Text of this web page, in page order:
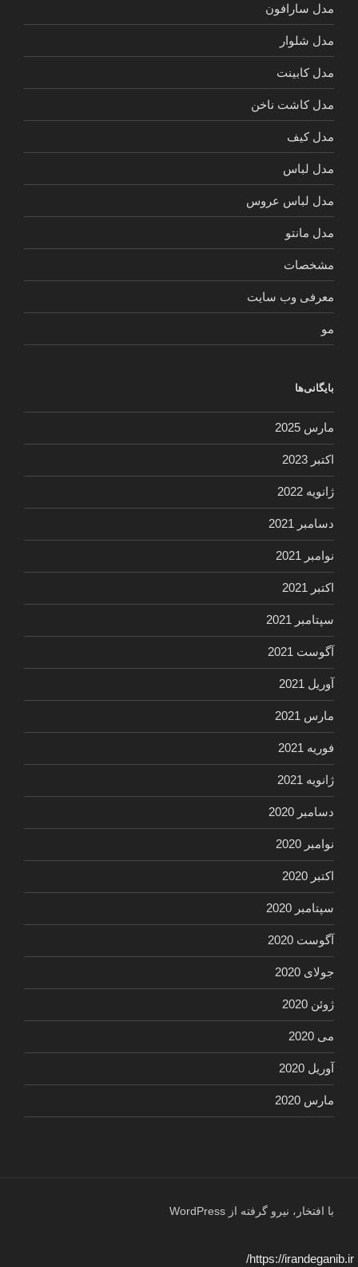
مدل سارافون
مدل شلوار
مدل کابینت
مدل کاشت ناخن
مدل کیف
مدل لباس
مدل لباس عروس
مدل مانتو
مشخصات
معرفی وب سایت
مو
بایگانی‌ها
مارس 2025
اکتبر 2023
ژانویه 2022
دسامبر 2021
نوامبر 2021
اکتبر 2021
سپتامبر 2021
آگوست 2021
آوریل 2021
مارس 2021
فوریه 2021
ژانویه 2021
دسامبر 2020
نوامبر 2020
اکتبر 2020
سپتامبر 2020
آگوست 2020
جولای 2020
ژوئن 2020
می 2020
آوریل 2020
مارس 2020
با افتخار، نیرو گرفته از WordPress
https://irandeganib.ir/